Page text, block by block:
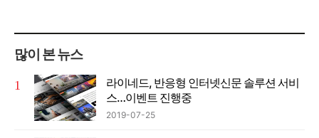
많이 본 뉴스
라이네드, 반응형 인터넷신문 솔루션 서비
스…이벤트 진행중
2019-07-25